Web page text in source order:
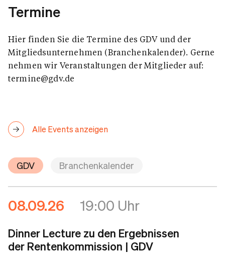
Termine
Hier finden Sie die Termine des GDV und der
Mitgliedsunternehmen (Branchenkalender). Gerne
nehmen wir Veranstaltungen der Mitglieder auf:
termine@gdv.de
Alle Events anzeigen
GDV Branchenkalender
08.09.26 19:00 Uhr
Dinner Lecture zu den Ergebnissen
der Rentenkommission | GDV